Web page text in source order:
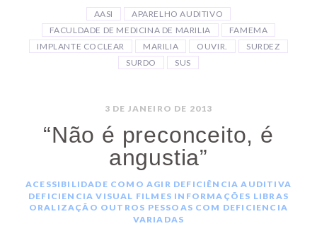
AASI
APARELHO AUDITIVO
FACULDADE DE MEDICINA DE MARILIA
FAMEMA
IMPLANTE COCLEAR
MARILIA OUVIR.
SURDEZ
SURDO
SUS
3 DE JANEIRO DE 2013
“Não é preconceito, é
angustia”
ACESSIBILIDADE COMO AGIR DEFICIÊNCIA AUDITIVA
DEFICIENCIA VISUAL FILMES INFORMAÇÕES LIBRAS
ORALIZAÇÃO OUTROS PESSOAS COM DEFICIENCIA
VARIADAS